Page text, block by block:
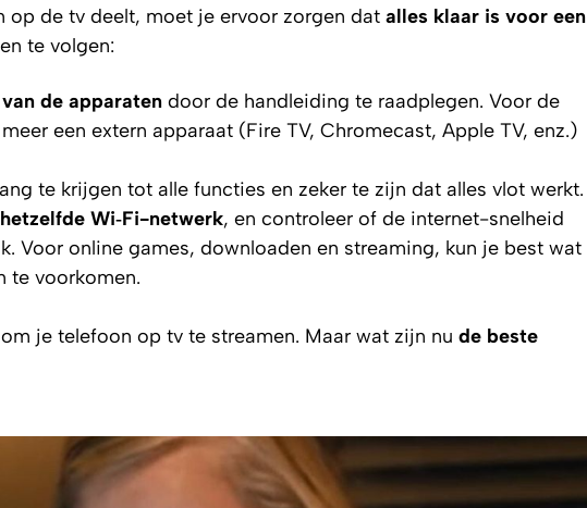
op de tv deelt, moet je ervoor zorgen dat alles klaar is voor een
te volgen:
de apparaten door de handleiding te raadplegen. Voor de
een extern apparaat (Fire TV, Chromecast, Apple TV, enz.)
te krijgen tot alle functies en zeker te zijn dat alles vlot werkt.
Wi‑Fi-netwerk, en controleer of de internet-snelheid
Voor online games, downloaden en streaming, kun je best wat
te voorkomen.
je telefoon op tv te streamen. Maar wat zijn nu de beste